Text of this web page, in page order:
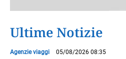
Ultime Notizie
Agenzie viaggi 05/08/2026 08:35